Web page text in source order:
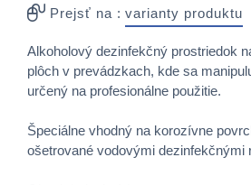
Prejsť na : varianty produktu
Alkoholový dezinfekčný prostriedok
plôch v prevádzkach, kde sa
určený na profesionálne použitie.
Špeciálne vhodný na korozívne
ošetrované vodovými dezinfekčnými